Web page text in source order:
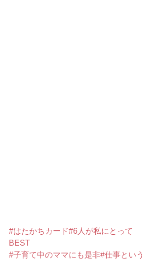
#はたかちカード#6人が私にとって
BEST
#子育て中のママにも是非#仕事という